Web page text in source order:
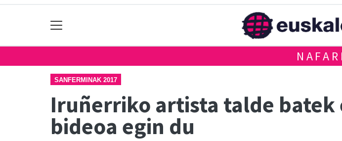
SANFERMINAK 2017
Iruñerriko artista talde batek
bideoa egin du